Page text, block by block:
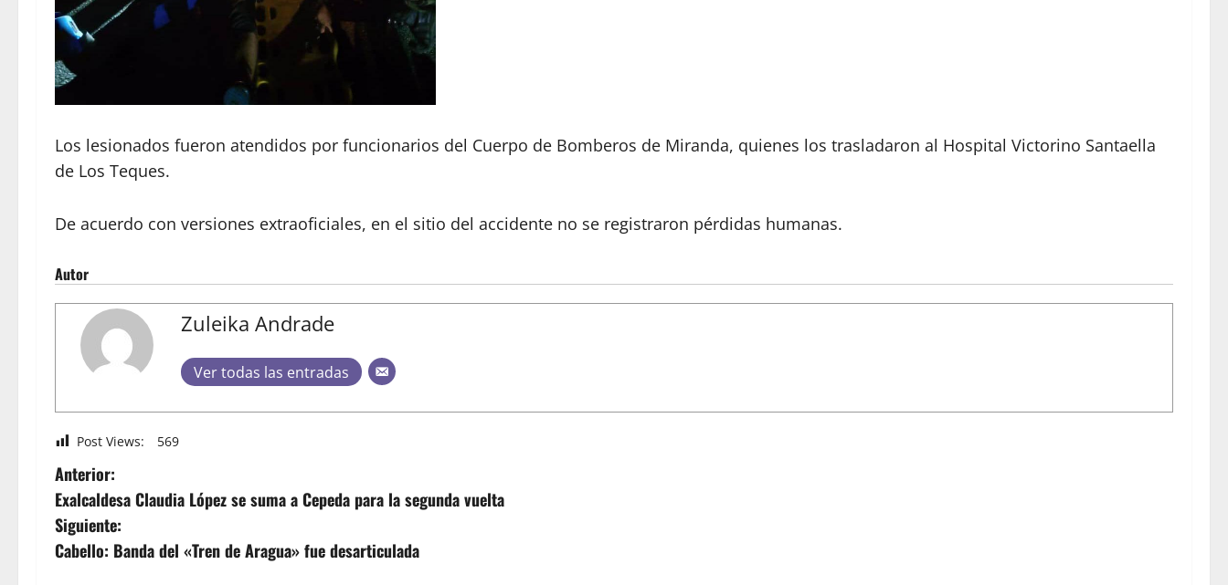
Los lesionados fueron atendidos por funcionarios del Cuerpo de Bomberos de Miranda, quienes los trasladaron al Hospital Victorino Santaella
de Los Teques.
De acuerdo con versiones extraoficiales, en el sitio del accidente no se registraron pérdidas humanas.
Autor
Zuleika Andrade
Ver todas las entradas
Post Views: 569
Anterior:
Exalcaldesa Claudia López se suma a Cepeda para la segunda vuelta
Siguiente:
Cabello: Banda del «Tren de Aragua» fue desarticulada